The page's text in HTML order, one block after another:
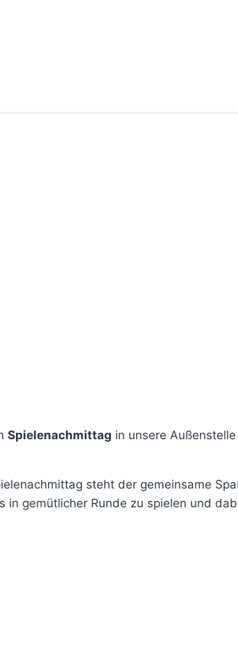
Spielenachmittag in unsere
steht der gemeinsame
gemütlicher Runde zu spielen und